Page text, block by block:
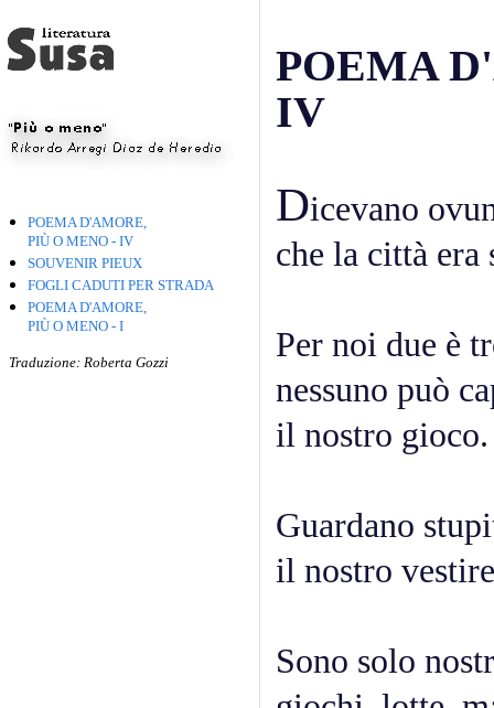
POEMA D'AMORE,
PIÙ O MENO - IV
SOUVENIR PIEUX
FOGLI CADUTI PER STRADA
POEMA D'AMORE,
PIÙ O MENO - I
Traduzione: Roberta Gozzi
POEMA
IV
Dicevano
che la città era
Per noi due è
nessuno può
il nostro
Guardano
il nostro
Sono solo